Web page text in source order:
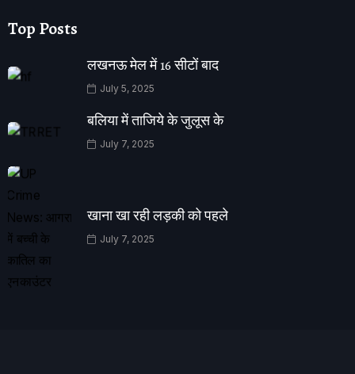
Top Posts
लखनऊ मेल में 16 सीटों बाद
July 5, 2025
बलिया में ताजिये के जुलूस के
July 7, 2025
खाना खा रही लड़की को पहले
July 7, 2025